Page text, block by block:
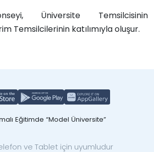
Üniversite Temsilcisinin
Temsilcilerinin katılımıyla oluşur.
Eğitimde “Model Üniversite”
ve Tablet için uyumludur